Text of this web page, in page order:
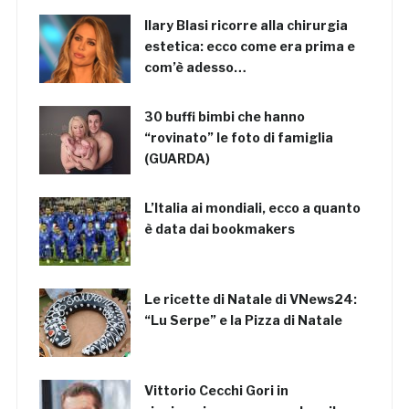
Ilary Blasi ricorre alla chirurgia
estetica: ecco come era prima e
com’è adesso…
30 buffi bimbi che hanno
“rovinato” le foto di famiglia
(GUARDA)
L’Italia ai mondiali, ecco a quanto
è data dai bookmakers
Le ricette di Natale di VNews24:
“Lu Serpe” e la Pizza di Natale
Vittorio Cecchi Gori in